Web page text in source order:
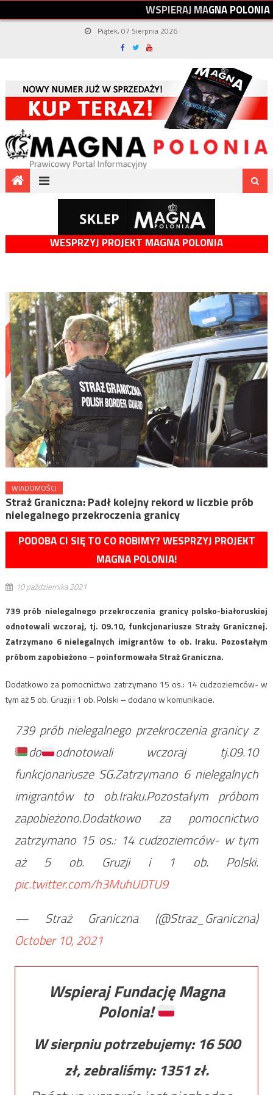
WSPIERAJMAGNAPOLONIA
Piątek, 07 Sierpnia 2026
WESPRZYJ PROJEKT MAGNA POLONIA
WIADOMOŚCI
Straż Graniczna: Padł kolejny rekord w liczbie prób
nielegalnego przekroczenia granicy
PODOBA CI SIĘ TO CO ROBIMY? WESPRZYJ PROJEKT
MAGNA POLONIA!
10 października 2021
739 prób nielegalnego przekroczenia granicy polsko-białoruskiej
odnotowali wczoraj, tj. 09.10, funkcjonariusze Straży Granicznej.
Zatrzymano 6 nielegalnych imigrantów to ob. Iraku. Pozostałym
próbom zapobieżono – poinformowała Straż Graniczna.
Dodatkowo za pomocnictwo zatrzymano 15 os.: 14 cudzoziemców- w
tym aż 5 ob. Gruzji i 1 ob. Polski – dodano w komunikacie.
739 prób nielegalnego przekroczenia granicy z
do
odnotowali wczoraj tj.09.10
funkcjonariusze SG.Zatrzymano 6 nielegalnych
imigrantów to ob.Iraku.Pozostałym próbom
zapobieżono.Dodatkowo za pomocnictwo
zatrzymano 15 os.: 14 cudzoziemców- w tym
aż 5 ob. Gruzji i 1 ob. Polski.
pic.twitter.com/h3MuhUDTU9
— Straż Graniczna (@Straz_Graniczna)
October 10, 2021
Wspieraj Fundację Magna
Polonia!
W sierpniu potrzebujemy: 16 500
zł, zebraliśmy: 1351zł.